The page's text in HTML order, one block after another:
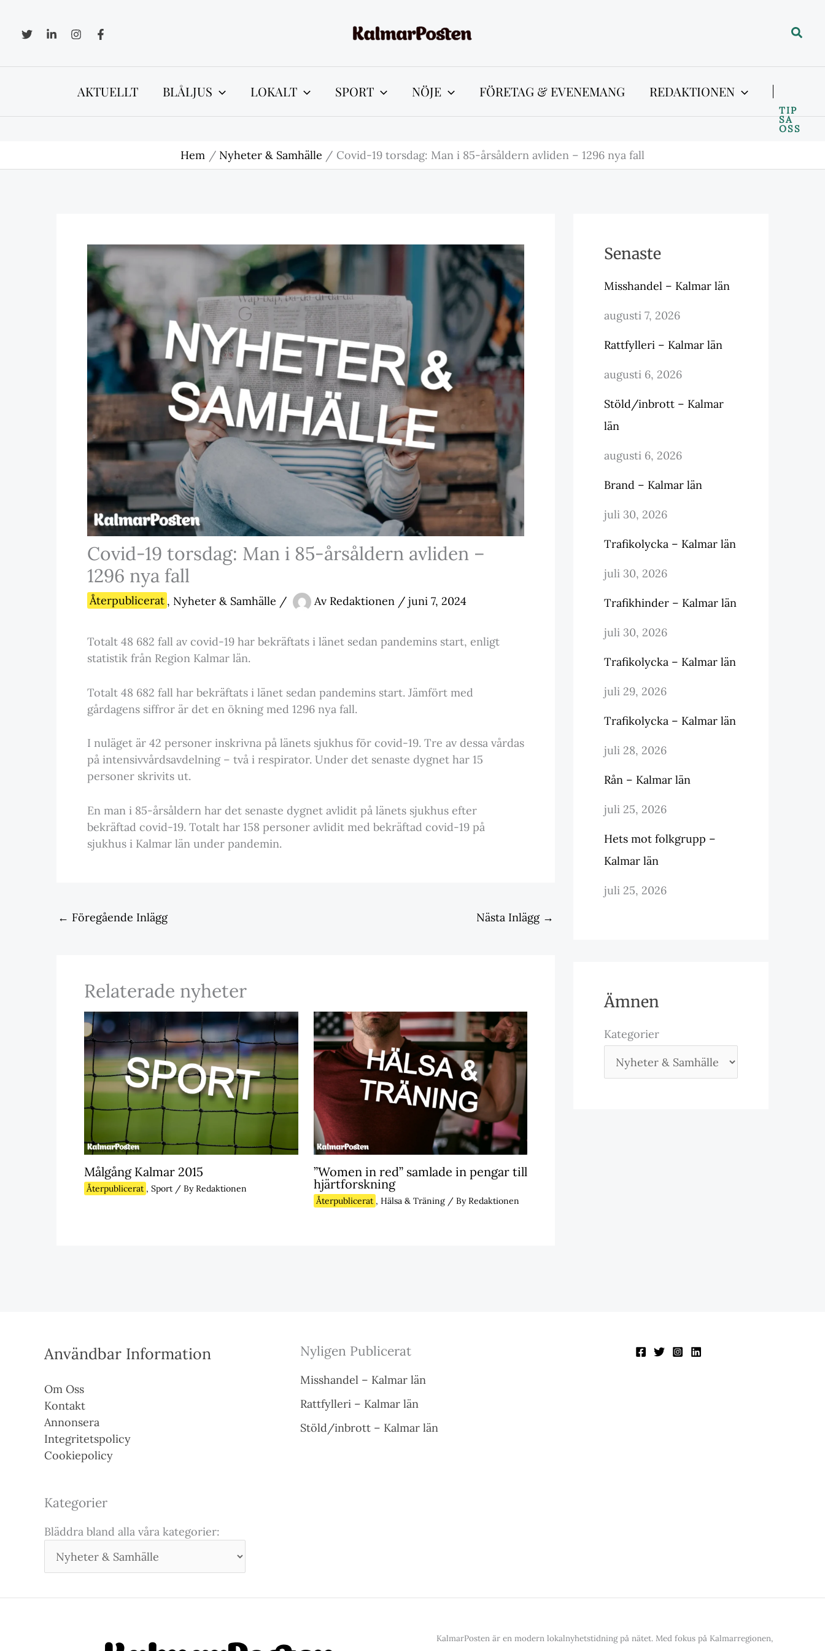
innehåll
Sök
AKTUELLT BLÅLJUS LOKALT SPORT NÖJE FÖRETAG & EVENEMANG REDAKTIONEN
TIP
SA
OSS
Hem Nyheter & Samhälle Covid-19 torsdag: Man i 85-årsåldern avliden – 1296 nya fall
Covid-19 torsdag: Man i 85-årsåldern avliden –
1296 nya fall
Återpublicerat , Nyheter & Samhälle / Av Redaktionen / juni 7, 2024
Totalt 48 682 fall av covid-19 har bekräftats i länet sedan pandemins start, enligt
statistik från Region Kalmar län.
Totalt 48 682 fall har bekräftats i länet sedan pandemins start. Jämfört med
gårdagens siffror är det en ökning med 1296 nya fall.
I nuläget är 42 personer inskrivna på länets sjukhus för covid-19. Tre av dessa vårdas
på intensivvårdsavdelning – två i respirator. Under det senaste dygnet har 15
personer skrivits ut.
En man i 85-årsåldern har det senaste dygnet avlidit på länets sjukhus efter
bekräftad covid-19. Totalt har 158 personer avlidit med bekräftad covid-19 på
sjukhus i Kalmar län under pandemin.
← Föregående Inlägg Nästa Inlägg →
Relaterade nyheter
Målgång Kalmar 2015
Återpublicerat , Sport / ByRedaktionen
”Women in red” samlade in pengar till
hjärtforskning
Återpublicerat , Hälsa & Träning/ ByRedaktionen
Senaste
Misshandel – Kalmar län
augusti 7, 2026
Rattfylleri – Kalmar län
augusti 6, 2026
Stöld/inbrott – Kalmar
län
augusti 6, 2026
Brand – Kalmar län
juli 30, 2026
Trafikolycka – Kalmar län
juli 30, 2026
Trafikhinder – Kalmar län
juli 30, 2026
Trafikolycka – Kalmar län
juli 29, 2026
Trafikolycka – Kalmar län
juli 28, 2026
Rån – Kalmar län
juli 25, 2026
Hets mot folkgrupp –
Kalmar län
juli 25, 2026
Ämnen
Kategorier
Användbar Information
Om Oss
Kontakt
Annonsera
Integritetspolicy
Cookiepolicy
Kategorier
Bläddra bland alla våra kategorier:
Nyligen Publicerat
Misshandel – Kalmar län
Rattfylleri – Kalmar län
Stöld/inbrott – Kalmar län
KalmarPosten är en modern lokalnyhetstidning på nätet. Med fokus på Kalmarregionen,